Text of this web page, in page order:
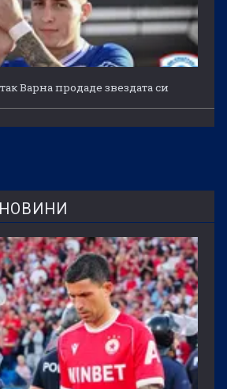
Варна продаде звездата си